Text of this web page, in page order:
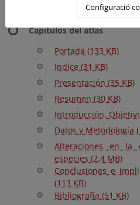
Descarga de las fichas de
Capítulos del atlas
Portada (133 KB)
Indice (31 KB)
Presentación (35 KB)
Resumen (30 KB)
Introducción,
Datos y Metodología
Alteraciones en la
especies (2,4 MB)
Conclusiones e
(113 KB)
Bibliografía (51 KB)
Configuració